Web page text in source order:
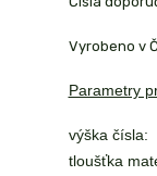
Vyrobeno v
Parametry
výška čísla:
tloušťka